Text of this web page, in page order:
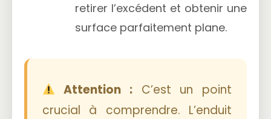
retirer l’excédent et obtenir une
surface parfaitement plane.
Attention :C’est un point
crucial à comprendre. L’enduit